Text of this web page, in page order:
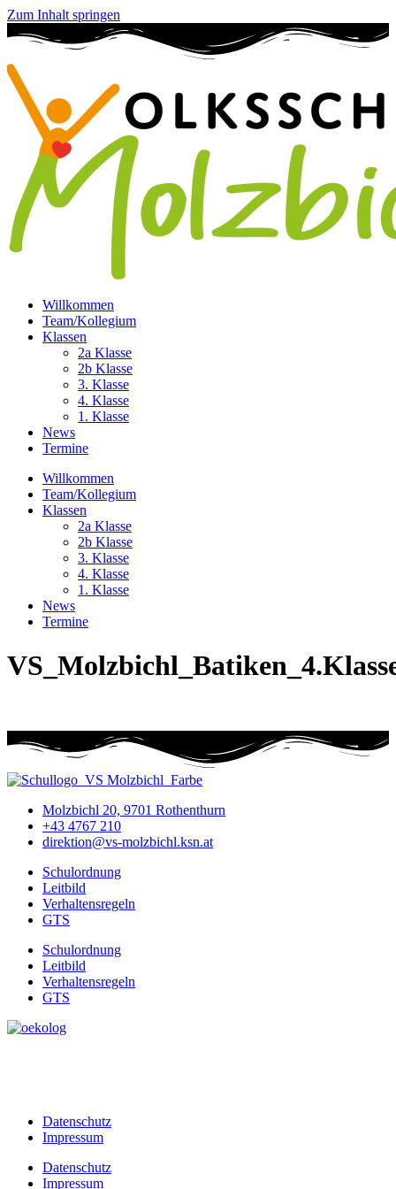
Zum Inhalt springen
Willkommen
Team/Kollegium
Klassen
2a Klasse
2b Klasse
3. Klasse
4. Klasse
1. Klasse
News
Termine
Willkommen
Team/Kollegium
Klassen
2a Klasse
2b Klasse
3. Klasse
4. Klasse
1. Klasse
News
Termine
Molzbichl 20, 9701 Rothenthurn
+43 4767 210
direktion@vs-molzbichl.ksn.at
Schulordnung
Leitbild
Verhaltensregeln
GTS
Schulordnung
Leitbild
Verhaltensregeln
GTS
Datenschutz
Impressum
Datenschutz
Impressum